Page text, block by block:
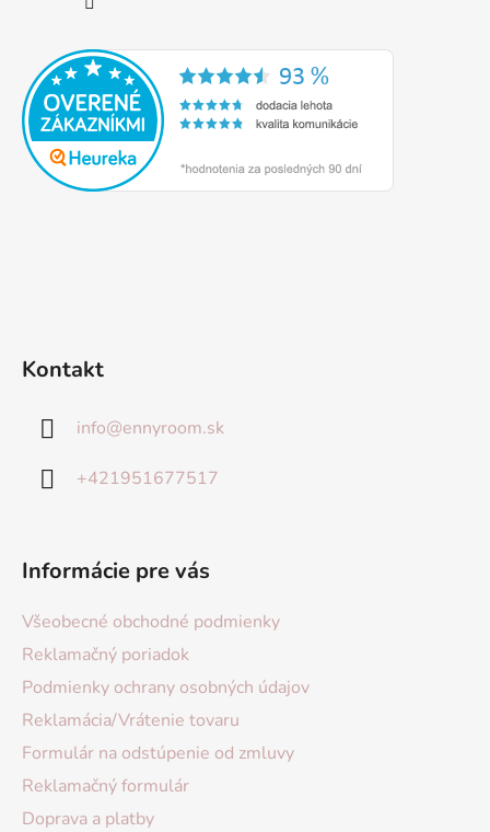
Kontakt
info@ennyroom.sk
+421951677517
Informácie pre vás
Všeobecné obchodné podmienky
Reklamačný poriadok
Podmienky ochrany osobných údajov
Reklamácia/Vrátenie tovaru
Formulár na odstúpenie od zmluvy
Reklamačný formulár
Doprava a platby